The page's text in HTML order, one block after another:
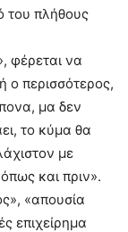
του πλήθους
φέρεται να
ο περισσότερος,
μα δεν
το κύμα θα
με
και πριν».
«απουσία
επιχείρημα